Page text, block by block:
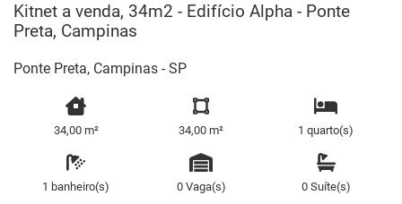
Kitnet a venda, 34m2 - Edifício Alpha - Ponte
Preta, Campinas
Ponte Preta, Campinas - SP
34,00 m² 34,00 m² 1 quarto(s)
1 banheiro(s) 0 Vaga(s) 0 Suíte(s)